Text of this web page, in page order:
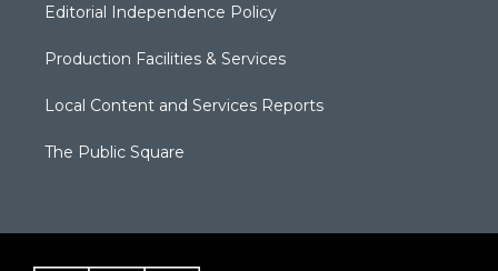
Editorial Independence Policy
Production Facilities & Services
Local Content and Services Reports
The Public Square